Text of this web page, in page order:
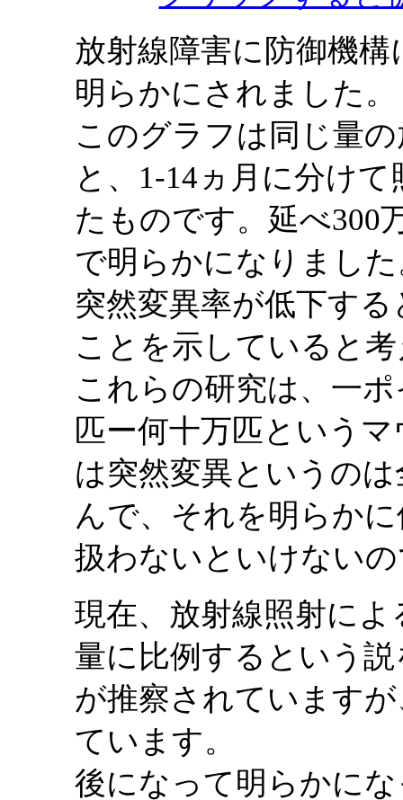
放射線障害に防御機
明らかにされました。
このグラフは同じ量
と、1-14ヵ月に分け
たものです。延べ300
で明らかになりまし
突然変異率が低下す
ことを示していると
これらの研究は、一
匹ー何十万匹という
は突然変異というの
んで、それを明らか
扱わないといけない
現在、放射線照射に
量に比例するという
が推察されています
ています。
後になって明らかに